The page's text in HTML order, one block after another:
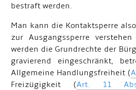
bestraft werden.
Man kann die Kontaktsperre
zur Ausgangssperre
werden die Grundrechte der
gravierend eingeschränkt,
Allgemeine Handlungsfreiheit (
Freizügigkeit (Art. 11